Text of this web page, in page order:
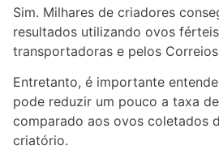
Sim. Milhares de criadores
resultados utilizando ovos
transportadoras e pelos
Entretanto, é importante
pode reduzir um pouco a taxa
comparado aos ovos coletados
criatório.